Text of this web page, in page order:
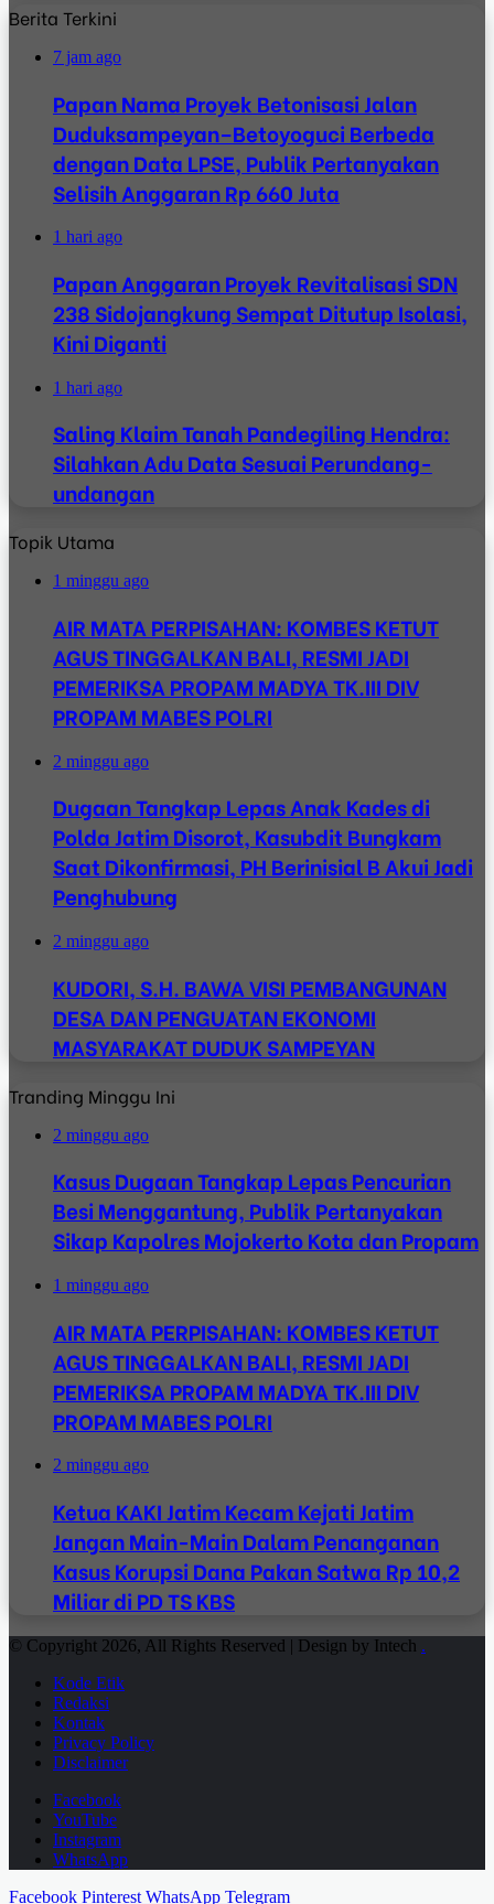
Berita Terkini
7 jam ago
Papan Nama Proyek Betonisasi Jalan
Duduksampeyan–Betoyoguci Berbeda
dengan Data LPSE, Publik Pertanyakan
Selisih Anggaran Rp 660 Juta
1 hari ago
Papan Anggaran Proyek Revitalisasi SDN
238 Sidojangkung Sempat Ditutup Isolasi,
Kini Diganti
1 hari ago
Saling Klaim Tanah Pandegiling Hendra:
Silahkan Adu Data Sesuai Perundang-
undangan
Topik Utama
1 minggu ago
AIR MATA PERPISAHAN: KOMBES KETUT
AGUS TINGGALKAN BALI, RESMI JADI
PEMERIKSA PROPAM MADYA TK.III DIV
PROPAM MABES POLRI
2 minggu ago
Dugaan Tangkap Lepas Anak Kades di
Polda Jatim Disorot, Kasubdit Bungkam
Saat Dikonfirmasi, PH Berinisial B Akui Jadi
Penghubung
2 minggu ago
KUDORI, S.H. BAWA VISI PEMBANGUNAN
DESA DAN PENGUATAN EKONOMI
MASYARAKAT DUDUK SAMPEYAN
Tranding Minggu Ini
2 minggu ago
Kasus Dugaan Tangkap Lepas Pencurian
Besi Menggantung, Publik Pertanyakan
Sikap Kapolres Mojokerto Kota dan Propam
1 minggu ago
AIR MATA PERPISAHAN: KOMBES KETUT
AGUS TINGGALKAN BALI, RESMI JADI
PEMERIKSA PROPAM MADYA TK.III DIV
PROPAM MABES POLRI
2 minggu ago
Ketua KAKI Jatim Kecam Kejati Jatim
Jangan Main-Main Dalam Penanganan
Kasus Korupsi Dana Pakan Satwa Rp 10,2
Miliar di PD TS KBS
© Copyright 2026, All Rights Reserved | Design by Intech .
Kode Etik
Redaksi
Kontak
Privacy Policy
Disclaimer
Facebook
YouTube
Instagram
WhatsApp
Facebook Pinterest WhatsApp Telegram